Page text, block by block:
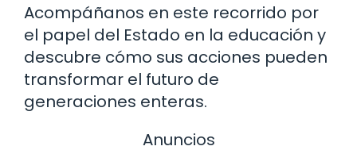
Acompáñanos en este recorrido por
el papel del Estado en la educación y
descubre cómo sus acciones pueden
transformar el futuro de
generaciones enteras.
Anuncios